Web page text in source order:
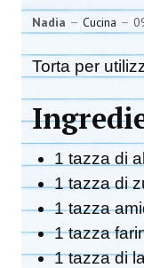
VIAGGI
LINK
Nadia Cucina
Torta per
1 tazza di
1 tazza di
1 tazza
1 tazza
1 tazza di